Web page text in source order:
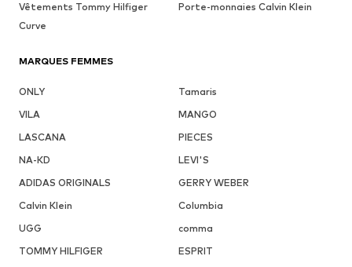
Vêtements Tommy Hilfiger
Curve
Porte-monnaies Calvin Klein
MARQUES FEMMES
ONLY
Tamaris
VILA
MANGO
LASCANA
PIECES
NA-KD
LEVI'S
ADIDAS ORIGINALS
GERRY WEBER
Calvin Klein
Columbia
UGG
comma
TOMMY HILFIGER
ESPRIT